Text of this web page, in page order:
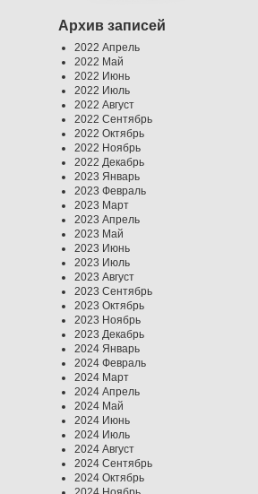
Архив записей
2022 Апрель
2022 Май
2022 Июнь
2022 Июль
2022 Август
2022 Сентябрь
2022 Октябрь
2022 Ноябрь
2022 Декабрь
2023 Январь
2023 Февраль
2023 Март
2023 Апрель
2023 Май
2023 Июнь
2023 Июль
2023 Август
2023 Сентябрь
2023 Октябрь
2023 Ноябрь
2023 Декабрь
2024 Январь
2024 Февраль
2024 Март
2024 Апрель
2024 Май
2024 Июнь
2024 Июль
2024 Август
2024 Сентябрь
2024 Октябрь